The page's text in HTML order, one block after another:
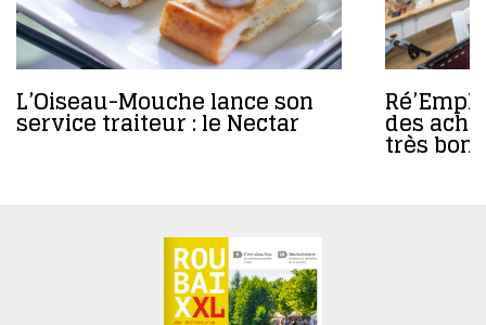
L’Oiseau-Mouche lance son
service traiteur : le Nectar des
très